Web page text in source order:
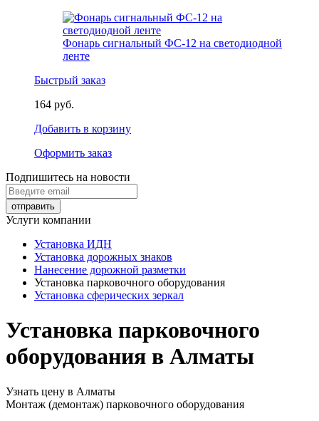
Фонарь сигнальный ФС-12 на светодиодной
ленте
Быстрый заказ
164 руб.
Добавить в корзину
Оформить заказ
Подпишитесь на новости
Услуги компании
Установка ИДН
Установка дорожных знаков
Нанесение дорожной разметки
Установка парковочного оборудования
Установка сферических зеркал
Установка парковочного
оборудования в Алматы
Узнать цену в Алматы
Монтаж (демонтаж) парковочного оборудования